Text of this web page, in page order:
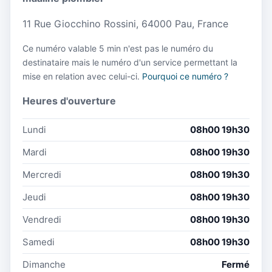
11 Rue Giocchino Rossini, 64000 Pau, France
Ce numéro valable 5 min n'est pas le numéro du
destinataire mais le numéro d'un service permettant la
mise en relation avec celui-ci. Pourquoi ce numéro ?
Heures d'ouverture
Lundi
08h00 19h30
Mardi
08h00 19h30
Mercredi
08h00 19h30
Jeudi
08h00 19h30
Vendredi
08h00 19h30
Samedi
08h00 19h30
Dimanche
Fermé